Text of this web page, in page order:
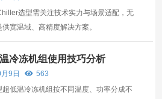
选型需关注技术实力与场景适配，无
宽温域、高精度解决方案。
冷冻机组使用技巧分析
9日
563
超低温冷冻机组按不同温度、功率分成不